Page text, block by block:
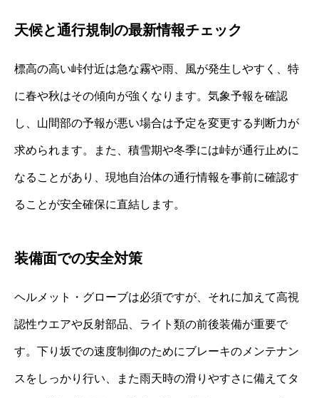
天候と通行規制の最新情報チェック
標高の高い峠付近は急な霧や雨、風が発生しやすく、特
に春や秋はその傾向が強くなります。気象予報を確認
し、山間部の予報が悪い場合は予定を変更する判断力が
求められます。また、積雪期や冬季には峠が通行止めに
なることがあり、現地自治体の通行情報を事前に確認す
ることが安全確保に直結します。
装備面での安全対策
ヘルメット・グローブは必須ですが、それに加えて高視
認性ウエアや反射部品、ライト類の前後装備が重要で
す。下り坂での速度制御のためにブレーキのメンテナン
スをしっかり行い、また雨天時の滑りやすさに備えてタ